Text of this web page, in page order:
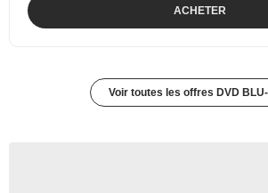
ACHETER
Voir toutes les offres DVD